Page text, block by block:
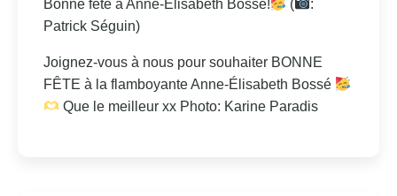
Bonne fête à Anne-Élisabeth Bossé! (
:
Patrick Séguin)
Joignez-vous à nous pour souhaiter BONNE
FÊTE à la flamboyante Anne-Élisabeth Bossé
Que le meilleur xx Photo: Karine Paradis